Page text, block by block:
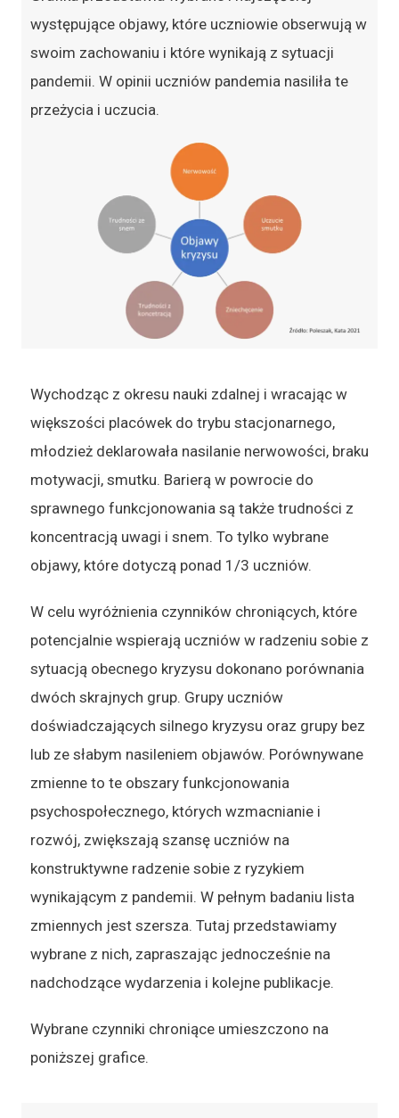
występujące objawy, które uczniowie obserwują w
swoim zachowaniu i które wynikają z sytuacji
pandemii. W opinii uczniów pandemia nasiliła te
przeżycia i uczucia.
Wychodząc z okresu nauki zdalnej i wracając w
większości placówek do trybu stacjonarnego,
młodzież deklarowała nasilanie nerwowości, braku
motywacji, smutku. Barierą w powrocie do
sprawnego funkcjonowania są także trudności z
koncentracją uwagi i snem. To tylko wybrane
objawy, które dotyczą ponad 1/3 uczniów.
W celu wyróżnienia czynników chroniących, które
potencjalnie wspierają uczniów w radzeniu sobie z
sytuacją obecnego kryzysu dokonano porównania
dwóch skrajnych grup. Grupy uczniów
doświadczających silnego kryzysu oraz grupy bez
lub ze słabym nasileniem objawów. Porównywane
zmienne to te obszary funkcjonowania
psychospołecznego, których wzmacnianie i
rozwój, zwiększają szansę uczniów na
konstruktywne radzenie sobie z ryzykiem
wynikającym z pandemii. W pełnym badaniu lista
zmiennych jest szersza. Tutaj przedstawiamy
wybrane z nich, zapraszając jednocześnie na
nadchodzące wydarzenia i kolejne publikacje.
Wybrane czynniki chroniące umieszczono na
poniższej grafice.